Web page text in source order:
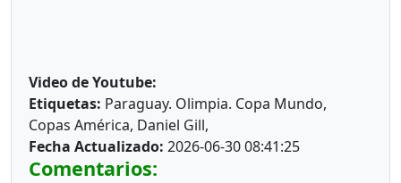
Video de Youtube:
Etiquetas: Paraguay. Olimpia. Copa Mundo,
Copas América, Daniel Gill,
Fecha Actualizado: 2026-06-30 08:41:25
Comentarios: